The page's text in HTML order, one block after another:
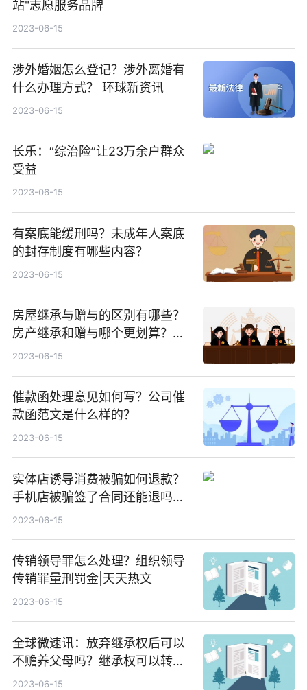
站"志愿服务品牌
2023-06-15
涉外婚姻怎么登记？涉外离婚有
什么办理方式？ 环球新资讯
2023-06-15
长乐：“综治险”让23万余户群众
受益
2023-06-15
有案底能缓刑吗？未成年人案底
的封存制度有哪些内容？
2023-06-15
房屋继承与赠与的区别有哪些？
房产继承和赠与哪个更划算？二
手房过户的税收主要有几种？-世
2023-06-15
催款函处理意见如何写？公司催
款函范文是什么样的？
2023-06-15
实体店诱导消费被骗如何退款？
手机店被骗签了合同还能退吗？
当前播报
2023-06-15
传销领导罪怎么处理？组织领导
传销罪量刑罚金|天天热文
2023-06-15
全球微速讯：放弃继承权后可以
不赡养父母吗？继承权可以转让
吗？丈夫死后继承权是妻子还是
2023-06-15